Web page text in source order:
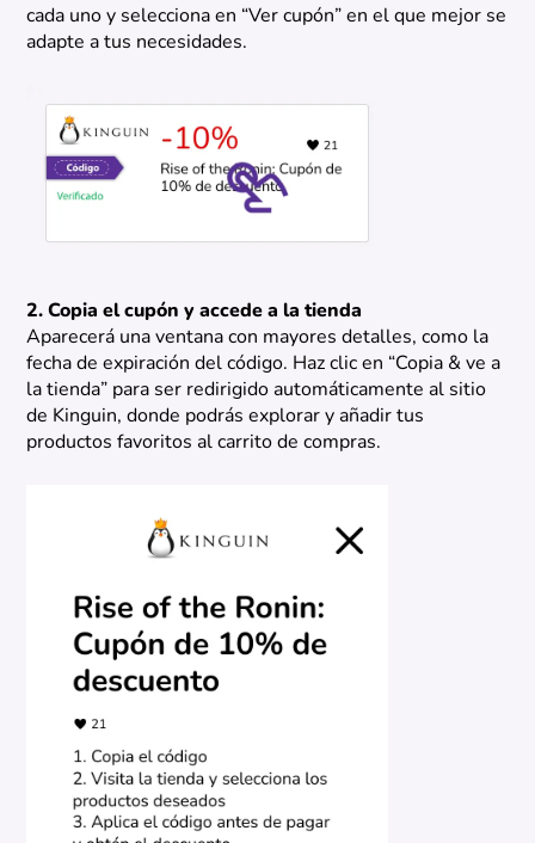
cada uno y selecciona en “Ver cupón” en el que mejor se
adapte a tus necesidades.
2. Copia el cupón y accede a la tienda
Aparecerá una ventana con mayores detalles, como la
fecha de expiración del código. Haz clic en “Copia & ve a
la tienda” para ser redirigido automáticamente al sitio
de Kinguin, donde podrás explorar y añadir tus
productos favoritos al carrito de compras.